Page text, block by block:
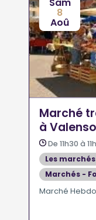
Sam
8
Aoû
Marché
à
De 11h30 à
Les
Marchés -
Marché